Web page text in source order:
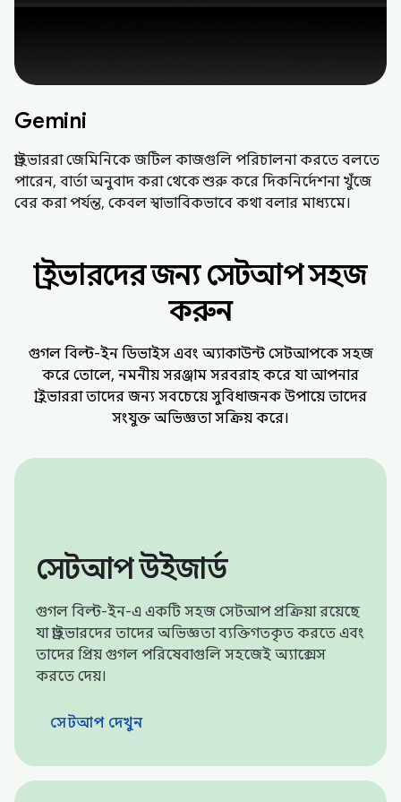
Gemini
ড্রাইভাররা জেমিনিকে জটিল কাজগুলি পরিচালনা করতে বলতে
পারেন, বার্তা অনুবাদ করা থেকে শুরু করে দিকনির্দেশনা খুঁজে
বের করা পর্যন্ত, কেবল স্বাভাবিকভাবে কথা বলার মাধ্যমে।
ড্রাইভারদের জন্য সেটআপ সহজ
করুন
গুগল বিল্ট-ইন ডিভাইস এবং অ্যাকাউন্ট সেটআপকে সহজ
করে তোলে, নমনীয় সরঞ্জাম সরবরাহ করে যা আপনার
ড্রাইভাররা তাদের জন্য সবচেয়ে সুবিধাজনক উপায়ে তাদের
সংযুক্ত অভিজ্ঞতা সক্রিয় করে।
সেটআপ উইজার্ড
গুগল বিল্ট-ইন-এ একটি সহজ সেটআপ প্রক্রিয়া রয়েছে
যা ড্রাইভারদের তাদের অভিজ্ঞতা ব্যক্তিগতকৃত করতে এবং
তাদের প্রিয় গুগল পরিষেবাগুলি সহজেই অ্যাক্সেস
করতে দেয়।
সেটআপ দেখুন